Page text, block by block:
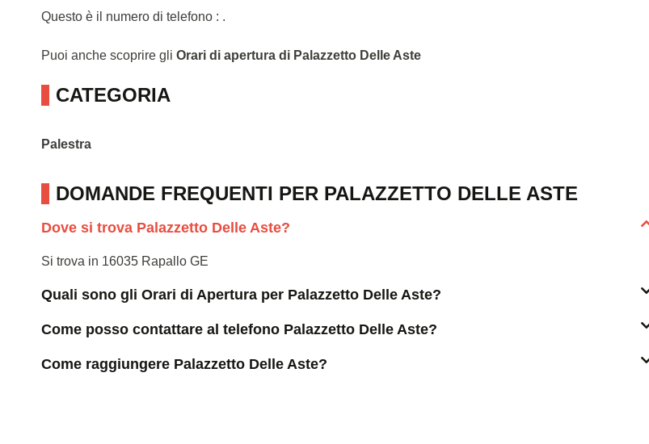
Questo è il numero di telefono : .
Puoi anche scoprire gli Orari di apertura di Palazzetto Delle Aste
CATEGORIA
Palestra
DOMANDE FREQUENTI PER PALAZZETTO DELLE ASTE
Dove si trova Palazzetto Delle Aste?
Si trova in 16035 Rapallo GE
Quali sono gli Orari di Apertura per Palazzetto Delle Aste?
Come posso contattare al telefono Palazzetto Delle Aste?
Come raggiungere Palazzetto Delle Aste?